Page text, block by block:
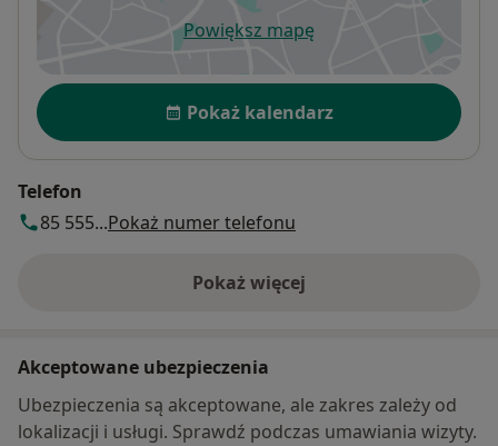
Powiększ mapęotwiera się w nowej karcie
Dostępność
Pokaż kalendarz
Telefon
85 555...Pokaż numer telefonu
Pokaż więcej
o adresie
Akceptowane ubezpieczenia
Ubezpieczenia są akceptowane, ale zakres zależy od
lokalizacji i usługi. Sprawdź podczas umawiania wizyty.